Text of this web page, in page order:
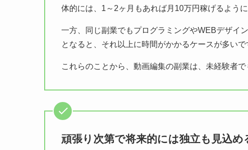
体的には、1～2ヶ月もあれば月10万円稼げるよう
一方、同じ副業でもプログラミングやWEBデザイ
となると、それ以上に時間がかかるケースが多いで
これらのことから、動画編集の副業は、未経験者で
頑張り次第で将来的には独立も見込め